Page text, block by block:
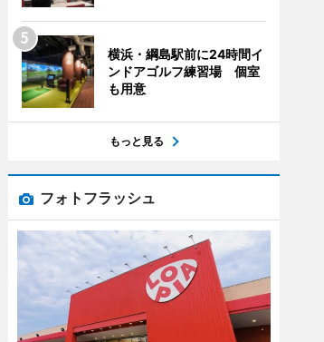
横浜・綱島駅前に24時間イ
ンドアゴルフ練習場 個室
も用意
もっと見る
フォトフラッシュ